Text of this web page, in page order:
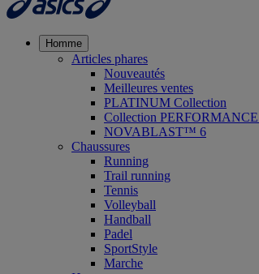
Homme
Articles phares
Nouveautés
Meilleures ventes
PLATINUM Collection
Collection
NOVABLAST™ 6
Chaussures
Running
Trail running
Tennis
Volleyball
Handball
Padel
SportStyle
Marche